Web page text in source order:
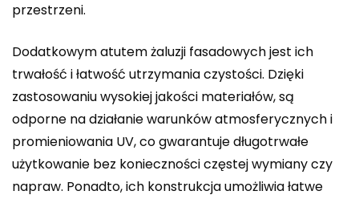
przestrzeni.
Dodatkowym atutem żaluzji fasadowych jest ich
trwałość i łatwość utrzymania czystości. Dzięki
zastosowaniu wysokiej jakości materiałów, są
odporne na działanie warunków atmosferycznych i
promieniowania UV, co gwarantuje długotrwałe
użytkowanie bez konieczności częstej wymiany czy
napraw. Ponadto, ich konstrukcja umożliwia łatwe